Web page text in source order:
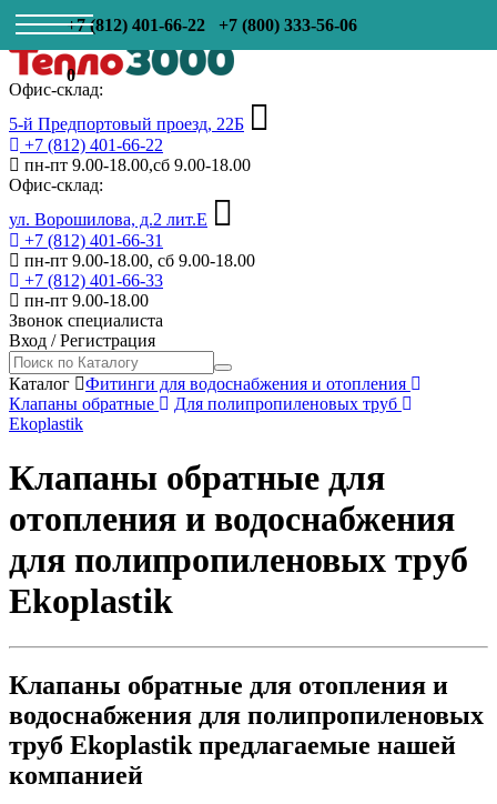
+7 (812) 401-66-22 +7 (800) 333-56-06
0
Офис-склад:
5-й Предпортовый проезд, 22Б
+7 (812) 401-66-22
пн-пт 9.00-18.00,сб 9.00-18.00
Офис-склад:
ул. Ворошилова, д.2 лит.Е
+7 (812) 401-66-31
пн-пт 9.00-18.00, сб 9.00-18.00
+7 (812) 401-66-33
пн-пт 9.00-18.00
Звонок специалиста
Вход /Регистрация
Каталог
Фитинги для водоснабжения и отопления
Клапаны обратные
Для полипропиленовых труб
Ekoplastik
Клапаны обратные для
отопления и водоснабжения
для полипропиленовых труб
Ekoplastik
Клапаны обратные для отопления и
водоснабжения для полипропиленовых
труб Ekoplastik предлагаемые нашей
компанией